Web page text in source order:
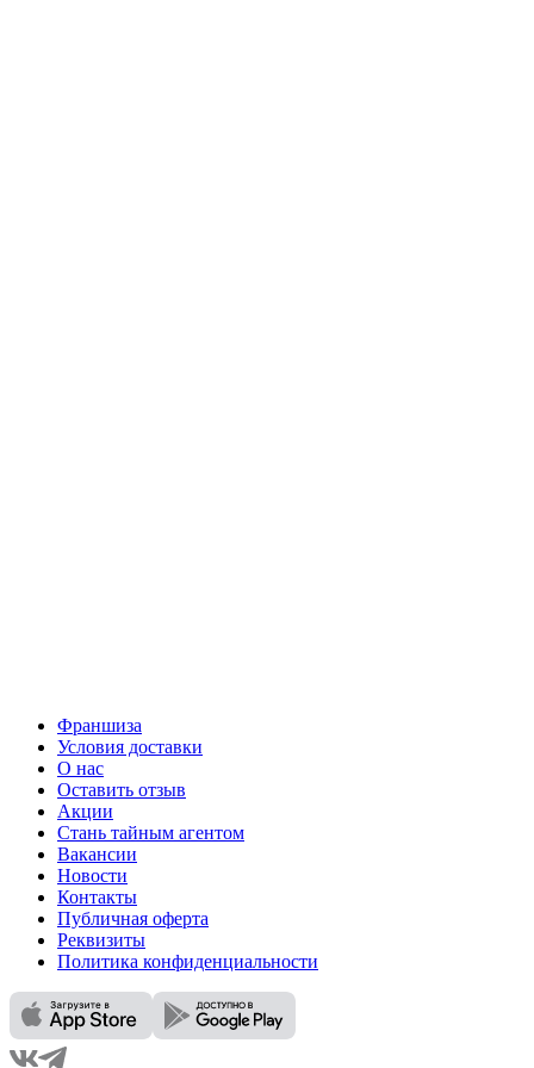
Франшиза
Условия доставки
О нас
Оставить отзыв
Акции
Стань тайным агентом
Вакансии
Новости
Контакты
Публичная оферта
Реквизиты
Политика конфиденциальности